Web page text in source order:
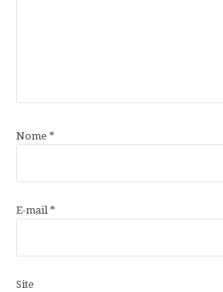
Nome *
E-mail*
Site